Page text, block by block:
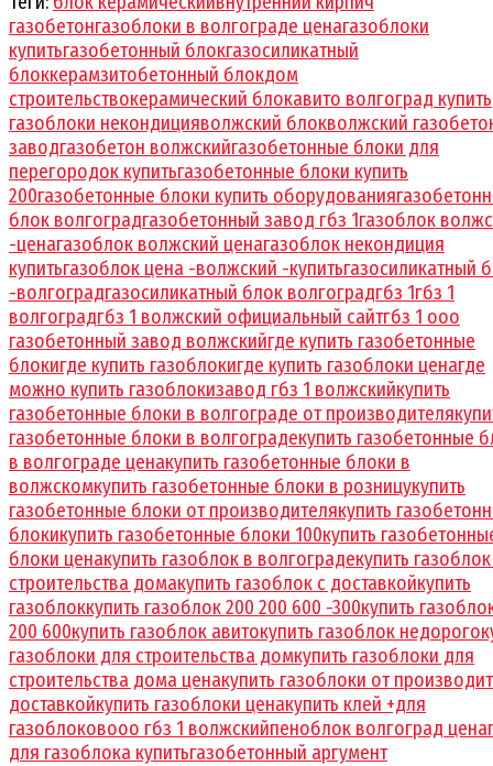
газобетонгазоблоки в волгограде ценагазоблоки
купитьгазобетонный блокгазосиликатный
блоккерамзитобетонный блокдом
строительствокерамический блокавито волгоград купить
газоблоки некондицияволжский блокволжский
заводгазобетон волжскийгазобетонные блоки для
перегородок купитьгазобетонные блоки купить
200газобетонные блоки купить оборудования
блок волгоградгазобетонный завод гбз 1газоблок
-ценагазоблок волжский ценагазоблок некондиция
купитьгазоблок цена -волжский -купитьгазосиликатный
-волгоградгазосиликатный блок волгоградгбз 1гбз 1
волгоградгбз 1 волжский официальный сайтгбз 1 ооо
газобетонный завод волжскийгде купить газобетонные
блокигде купить газоблокигде купить газоблоки ценагде
можно купить газоблокизавод гбз 1 волжскийкупить
газобетонные блоки в волгограде от производителя
газобетонные блоки в волгоградекупить газобетонные
в волгограде ценакупить газобетонные блоки в
волжскомкупить газобетонные блоки в розницукупить
газобетонные блоки от производителякупить
блокикупить газобетонные блоки 100купить
блоки ценакупить газоблок в волгоградекупить
строительства домакупить газоблок с доставкойкупить
газоблоккупить газоблок 200 200 600 -300купить
200 600купить газоблок авитокупить газоблок недорого
газоблоки для строительства домкупить газоблоки для
строительства дома ценакупить газоблоки от
доставкойкупить газоблоки ценакупить клей +для
газоблоковооо гбз 1 волжскийпеноблок волгоград цена
для газоблока купитьгазобетонный аргумент